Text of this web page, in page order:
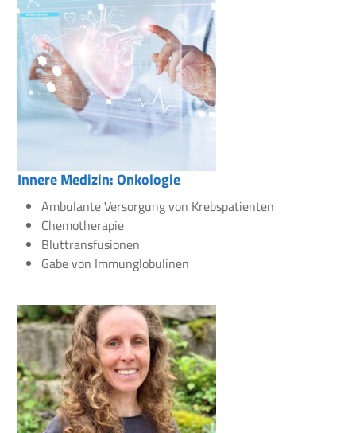
Innere Medizin: Onkologie
Ambulante Versorgung von Krebspatienten
Chemotherapie
Bluttransfusionen
Gabe von Immunglobulinen